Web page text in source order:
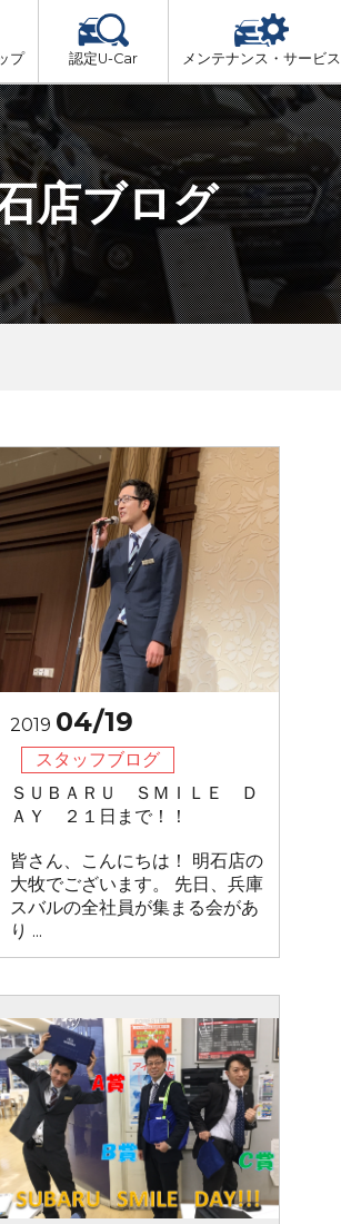
プ 認定U-Car メンテナンス・サービス
定24か月点検）
月 点検
の セーフティ チェック
前 無料診断
店ブログ
2019 04/19
スタッフブログ
ＳＵＢＡＲＵ ＳＭＩＬＥ Ｄ
ＡＹ ２１日まで！！
皆さん、こんにちは！ 明石店の
大牧でございます。 先日、兵庫
スバルの全社員が集まる会があ
り ...